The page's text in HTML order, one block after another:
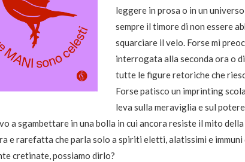
leggere in prosa o in un
sempre il timore di non essere
squarciare il velo. Forse mi
interrogata alla seconda ora o
tutte le figure retoriche che
Forse patisco un imprinting
leva sulla meraviglia e sul
a sgambettare in una bolla in cui ancora resiste il mito della
e rarefatta che parla solo a spiriti eletti, alatissimi e
cretinate, possiamo dirlo?